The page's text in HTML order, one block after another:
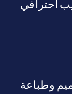
احترافي
وطباعة